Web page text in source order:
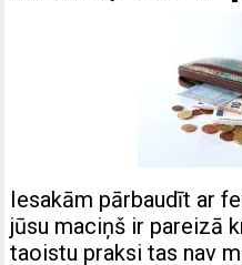
Iesakām pārbaudīt ar
jūsu maciņš ir pareizā
taoistu praksi tas nav